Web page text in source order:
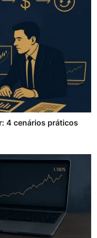
4 cenários práticos